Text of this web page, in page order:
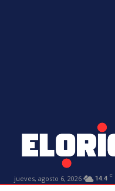
jueves, agosto 6, 2026 14.4 C